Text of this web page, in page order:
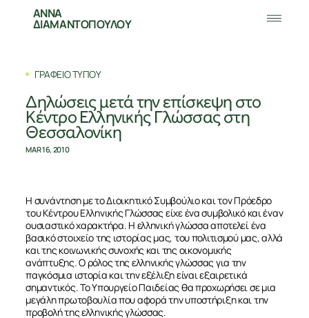
ΑΝΝΑ
ΔΙΑΜΑΝΤΟΠΟΥΛΟΥ
ΓΡΑΦΕΙΟ ΤΥΠΟΥ
Δηλώσεις μετά την επίσκεψη στο
Κέντρο Ελληνικής Γλώσσας στη
Θεσσαλονίκη
MAR 16, 2010
Η συνάντηση με το Διοικητικό Συμβούλιο και τον Πρόεδρο
του Κέντρου Ελληνικής Γλώσσας είχε ένα συμβολικό και έναν
ουσιαστικό χαρακτήρα. Η ελληνική γλώσσα αποτελεί ένα
βασικό στοιχείο της ιστορίας μας, του πολιτισμού μας, αλλά
και της κοινωνικής συνοχής και της οικονομικής
ανάπτυξης. Ο ρόλος της ελληνικής γλώσσας για την
παγκόσμια ιστορία και την εξέλιξη είναι εξαιρετικά
σημαντικός. Το Υπουργείο Παιδείας θα προχωρήσει σε μια
μεγάλη πρωτοβουλία που αφορά την υποστήριξη και την
προβολή της ελληνικής γλώσσας.